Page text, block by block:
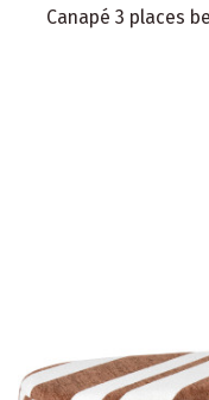
Canapé 3 places